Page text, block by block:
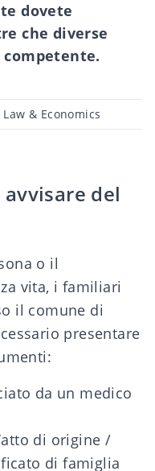
dovete
che diverse
& Economics
avvisare del
o il
vita, i familiari
il comune di
presentare
da un medico
di origine /
di famiglia